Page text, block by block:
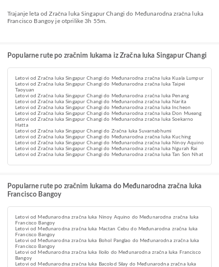
Trajanje leta od Zračna luka Singapur Changi do Međunarodna zračna luka
Francisco Bangoy je otprilike 3h 55m.
Popularne rute po zračnim lukama iz Zračna luka Singapur Changi
Letovi od Zračna luka Singapur Changi do Međunarodna zračna luka Kuala Lumpur
Letovi od Zračna luka Singapur Changi do Međunarodna zračna luka Taipei
Taoyuan
Letovi od Zračna luka Singapur Changi do Međunarodna zračna luka Penang
Letovi od Zračna luka Singapur Changi do Međunarodna zračna luka Narita
Letovi od Zračna luka Singapur Changi do Međunarodna zračna luka Incheon
Letovi od Zračna luka Singapur Changi do Međunarodna zračna luka Don Mueang
Letovi od Zračna luka Singapur Changi do Međunarodna zračna luka Soekarno
Hatta
Letovi od Zračna luka Singapur Changi do Zračna luka Suvarnabhumi
Letovi od Zračna luka Singapur Changi do Međunarodna zračna luka Kuching
Letovi od Zračna luka Singapur Changi do Međunarodna zračna luka Ninoy Aquino
Letovi od Zračna luka Singapur Changi do Međunarodna zračna luka Ngurah Rai
Letovi od Zračna luka Singapur Changi do Međunarodna zračna luka Tan Son Nhat
Popularne rute po zračnim lukama do Međunarodna zračna luka
Francisco Bangoy
Letovi od Međunarodna zračna luka Ninoy Aquino do Međunarodna zračna luka
Francisco Bangoy
Letovi od Međunarodna zračna luka Mactan Cebu do Međunarodna zračna luka
Francisco Bangoy
Letovi od Međunarodna zračna luka Bohol Panglao do Međunarodna zračna luka
Francisco Bangoy
Letovi od Međunarodna zračna luka Iloilo do Međunarodna zračna luka Francisco
Bangoy
Letovi od Međunarodna zračna luka Bacolod Silay do Međunarodna zračna luka